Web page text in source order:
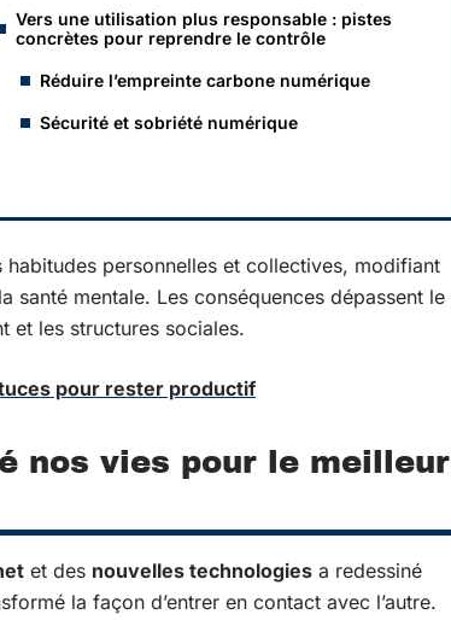
Vers une utilisation plus responsable : pistes
concrètes pour reprendre le contrôle
Réduire l’empreinte carbone numérique
Sécurité et sobriété numérique
habitudes personnelles et collectives, modifiant
santé mentale. Les conséquences dépassent le
et les structures sociales.
pour rester productif
nos vies pour le meilleur
et des nouvelles technologies a redessiné
la façon d’entrer en contact avec l’autre.